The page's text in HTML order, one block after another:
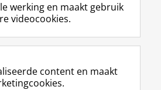
e
b
o
p
a
k
e
I
-
p
-
f
e
R
t
r
m
T
e
k
werking en maakt gebruik
videocookies.
content en maakt